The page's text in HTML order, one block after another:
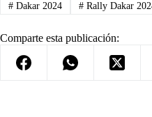
#Dakar 2024 #Rally Dakar
Comparte esta publicación: